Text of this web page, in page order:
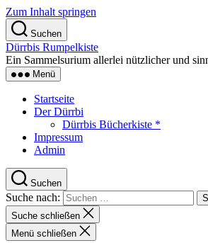
Zum Inhalt springen
Suchen
Dürrbis Rumpelkiste
Ein Sammelsurium allerlei nützlicher und
Menü
Startseite
Der Dürrbi
Dürrbis Bücherkiste *
Impressum
Admin
Suchen
Suche nach:
Suche schließen
Menü schließen